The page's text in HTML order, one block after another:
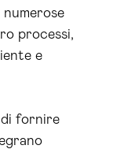
processi,
e
di fornire